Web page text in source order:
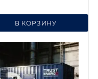
В КОРЗИНУ